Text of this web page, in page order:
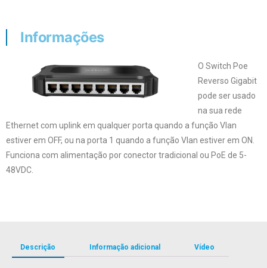
Informações
O Switch Poe
Reverso Gigabit
pode ser usado
na sua rede
Ethernet com uplink em qualquer porta quando a função Vlan
estiver em OFF, ou na porta 1 quando a função Vlan estiver em ON.
Funciona com alimentação por conector tradicional ou PoE de 5-
48VDC.
Descrição Informação adicional Vídeo